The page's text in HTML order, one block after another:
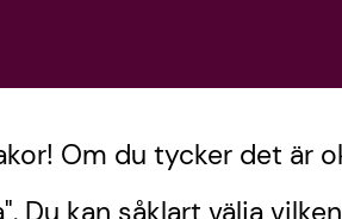
Så lägger du
Om du tycker det är
Du kan såklart välja